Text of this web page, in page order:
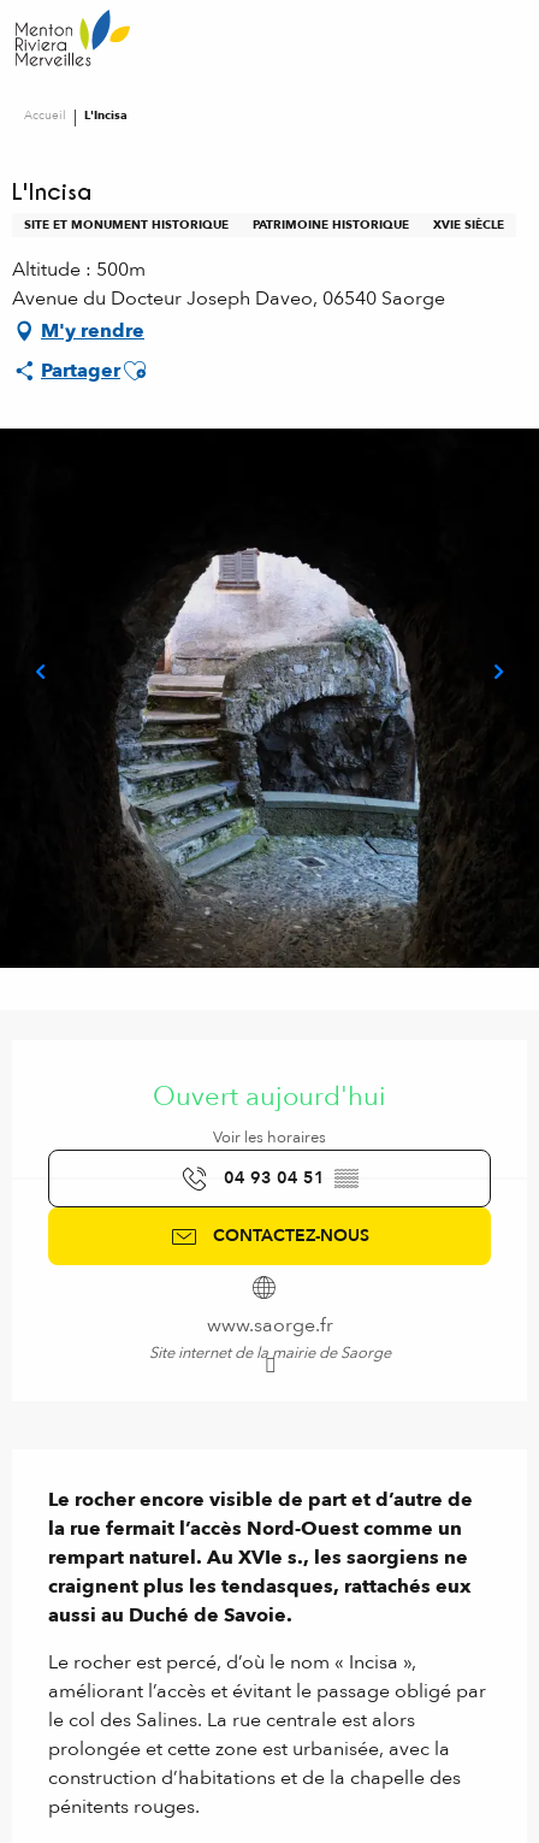
au
contenu
Accueil L'Incisa
L'Incisa
SITE ET MONUMENT HISTORIQUE PATRIMOINE HISTORIQUE XVIE SIÈCLE
Altitude : 500m
Avenue du Docteur Joseph Daveo, 06540 Saorge
M'y rendre
PartagerAjouter aux favoris
Ouvert aujourd'hui
Voir les horaires
04 93 04 51 ▒▒
CONTACTEZ-NOUS
www.saorge.fr
Site internet de la mairie de Saorge
Le rocher encore visible de part et d’autre de
la rue fermait l’accès Nord-Ouest comme un
rempart naturel. Au XVIe s., les saorgiens ne
craignent plus les tendasques, rattachés eux
aussi au Duché de Savoie.
Le rocher est percé, d’où le nom « Incisa »,
améliorant l’accès et évitant le passage obligé par
le col des Salines. La rue centrale est alors
prolongée et cette zone est urbanisée, avec la
construction d’habitations et de la chapelle des
pénitents rouges.